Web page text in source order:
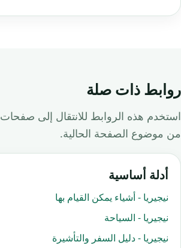
روابط ذات صلة
استخدم هذه الروابط للانتقال إلى
من موضوع الصفحة الحالية.
أدلة أساسية
نيجيريا - أشياء يمكن القيام بها
نيجيريا - السياحة
نيجيريا - دليل السفر والتأشيرة